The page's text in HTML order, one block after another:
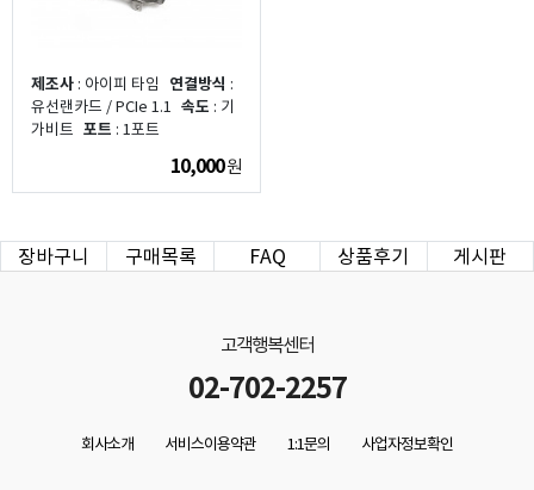
제조사 : 아이피 타임 연결방식 :
유선랜카드 / PCIe 1.1 속도 : 기
가비트 포트 : 1포트
10,000원
장바구니 구매목록 FAQ 상품후기 게시판
고객행복센터
02-702-2257
회사소개 서비스이용약관 1:1문의 사업자정보확인